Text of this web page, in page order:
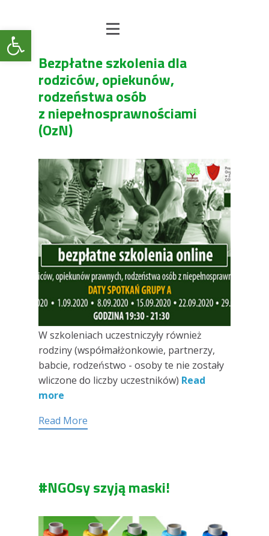
Open toolbar
Bezpłatne szkolenia dla
rodziców, opiekunów,
rodzeństwa osób
z niepełnosprawnościami
(OzN)
W szkoleniach uczestniczyły również
rodziny (współmałżonkowie, partnerzy,
babcie, rodzeństwo - osoby te nie zostały
wliczone do liczby uczestników) Read
more
Read More
#NGOsy szyją maski!